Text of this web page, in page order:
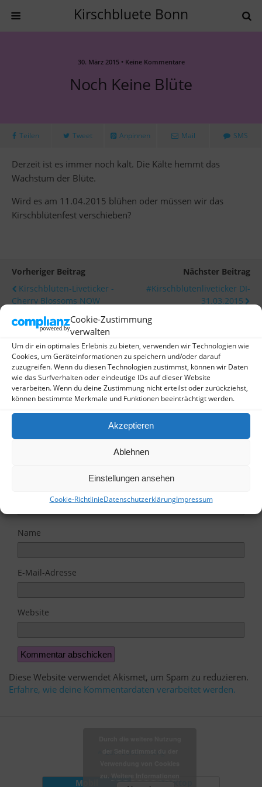
Cookie-Zustimmung
verwalten
Um dir ein optimales Erlebnis zu bieten, verwenden wir Technologien wie
Cookies, um Geräteinformationen zu speichern und/oder darauf
zuzugreifen. Wenn du diesen Technologien zustimmst, können wir Daten
wie das Surfverhalten oder eindeutige IDs auf dieser Website
verarbeiten. Wenn du deine Zustimmung nicht erteilst oder zurückziehst,
können bestimmte Merkmale und Funktionen beeinträchtigt werden.
Akzeptieren
Ablehnen
Einstellungen ansehen
Cookie-RichtlinieDatenschutzerklärungImpressum
Kirschbluete Bonn
30. März 2015 • Keine Kommentare
Noch Keine Blüte
Teilen Tweet Anpinnen Mail SMS
Derzeit ist es immer noch kalt. Die Kälte hemmt das
Wachstum der Blüte.
Wird es am 11.04.2015 blühen oder müssen wir das
Kirschblütenfest verschieben?
Vorheriger Beitrag
Kirschblüten-Liveticker -
Cherry Blossoms NOW
Nächster Beitrag
#kirschblütenliveticker DI-
31.03.2015
Schreibe einen Kommentar
Deine E-Mail-Adresse wird nicht veröffentlicht.
Erforderliche Felder sind mit*markiert
Kommentar*
Name
E-Mail-Adresse
Website
Diese Website verwendet Akismet, um Spam zu reduzieren.
Erfahre, wie deine Kommentardaten verarbeitet werden.
Zum Seitenanfang
Mobil Desktop
der Seite stimmst du der
Weitere Informationen